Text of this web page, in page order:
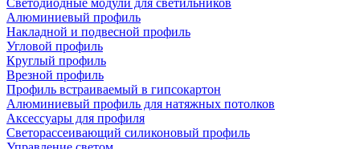
Светодиодные модули для светильников
Алюминиевый профиль
Накладной и подвесной профиль
Угловой профиль
Круглый профиль
Врезной профиль
Профиль встраиваемый в гипсокартон
Алюминиевый профиль для натяжных потолков
Аксессуары для профиля
Светорассеивающий силиконовый профиль